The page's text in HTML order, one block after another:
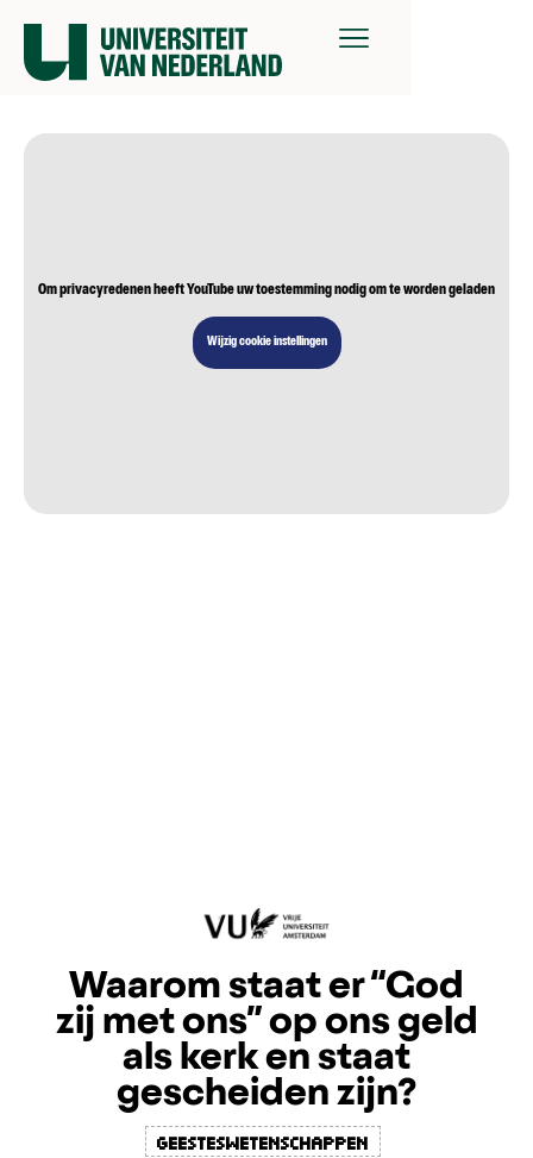
Om privacyredenen heeft YouTube uw toestemming nodig om te worden geladen
Wijzig cookie instellingen
Waarom staat er “God
zij met ons” op ons geld
als kerk en staat
gescheiden zijn?
Geesteswetenschappen